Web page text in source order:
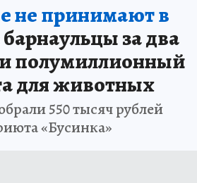
не принимают в
барнаульцы за два
полумиллионный
для животных
550 тысяч рублей
«Бусинка»